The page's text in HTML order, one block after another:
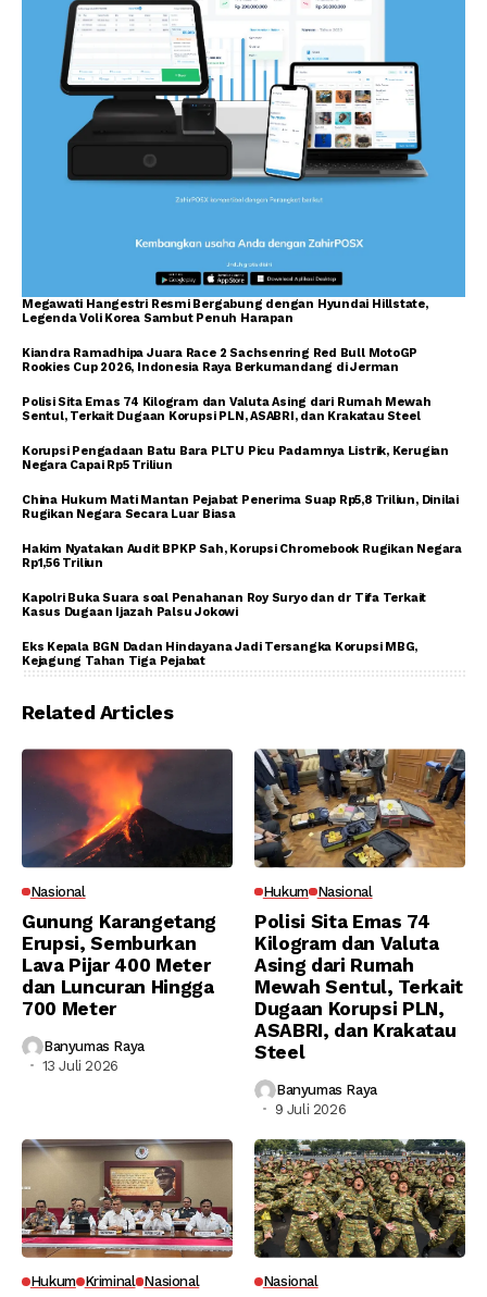
Megawati Hangestri Resmi Bergabung dengan Hyundai Hillstate,
Legenda Voli Korea Sambut Penuh Harapan
Kiandra Ramadhipa Juara Race 2 Sachsenring Red Bull MotoGP
Rookies Cup 2026, Indonesia Raya Berkumandang di Jerman
Polisi Sita Emas 74 Kilogram dan Valuta Asing dari Rumah Mewah
Sentul, Terkait Dugaan Korupsi PLN, ASABRI, dan Krakatau Steel
Korupsi Pengadaan Batu Bara PLTU Picu Padamnya Listrik, Kerugian
Negara Capai Rp5 Triliun
China Hukum Mati Mantan Pejabat Penerima Suap Rp5,8 Triliun, Dinilai
Rugikan Negara Secara Luar Biasa
Hakim Nyatakan Audit BPKP Sah, Korupsi Chromebook Rugikan Negara
Rp1,56 Triliun
Kapolri Buka Suara soal Penahanan Roy Suryo dan dr Tifa Terkait
Kasus Dugaan Ijazah Palsu Jokowi
Eks Kepala BGN Dadan Hindayana Jadi Tersangka Korupsi MBG,
Kejagung Tahan Tiga Pejabat
Related Articles
Nasional
Gunung Karangetang
Erupsi, Semburkan
Lava Pijar 400 Meter
dan Luncuran Hingga
700 Meter
Banyumas Raya
13 Juli 2026
Hukum Nasional
Polisi Sita Emas 74
Kilogram dan Valuta
Asing dari Rumah
Mewah Sentul, Terkait
Dugaan Korupsi PLN,
ASABRI, dan Krakatau
Steel
Banyumas Raya
9 Juli 2026
Hukum Kriminal Nasional Nasional